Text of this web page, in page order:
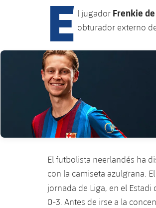
E l jugador Frenkie
obturador externo
FC Barcelona club badge
El futbolista neerlandés ha
con la camiseta azulgrana. El
jornada de Liga, en el Estadi
0-3. Antes de irse a la